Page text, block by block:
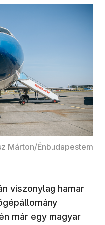
Márton/Énbudapestem
viszonylag hamar
már egy magyar